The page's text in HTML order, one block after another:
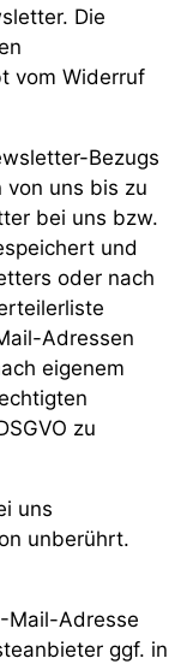
Die
vom Widerruf
Bezugs
uns bis zu
bei uns bzw.
und
oder nach
Adressen
eigenem
zu
uns
unberührt.
Mail-Adresse
ggf. in